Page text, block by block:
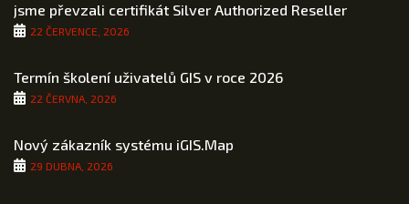
jsme převzali certifikát Silver Authorized Reseller
22 ČERVENCE, 2026
Termín školení uživatelů GIS v roce 2026
22 ČERVNA, 2026
Nový zákazník systému iGIS.Map
29 DUBNA, 2026